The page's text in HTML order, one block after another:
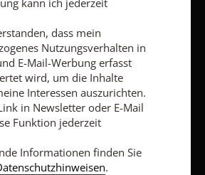
Nach oben
kann ich jederzeit
dass mein
Nutzungsverhalten in
E-Mail-Werbung erfasst
wird, um die Inhalte
Interessen auszurichten.
in Newsletter oder E-Mail
Funktion jederzeit
Informationen finden Sie
.